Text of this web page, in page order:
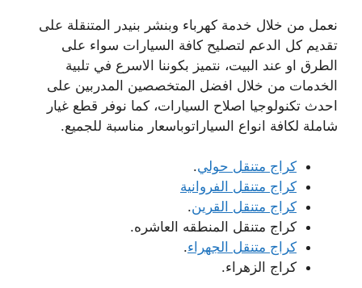
نعمل من خلال خدمة كهرباء وبنشر بنيدر المتنقلة على
تقديم كل الدعم لتصليح كافة السيارات سواء على
الطرق او عند البيت، نتميز بكوننا الاسرع في تلبية
الخدمات من خلال افضل المتخصصين المدربين على
احدث تكنولوجيا اصلاح السيارات، كما نوفر قطع غيار
شاملة لكافة انواع السياراتوباسعار مناسبة للجميع.
كراج متنقل حولي.
كراج متنقل الفروانية
كراج متنقل القرين.
كراج متنقل المنطقه العاشره.
كراج متنقل الجهراء.
كراج الزهراء.